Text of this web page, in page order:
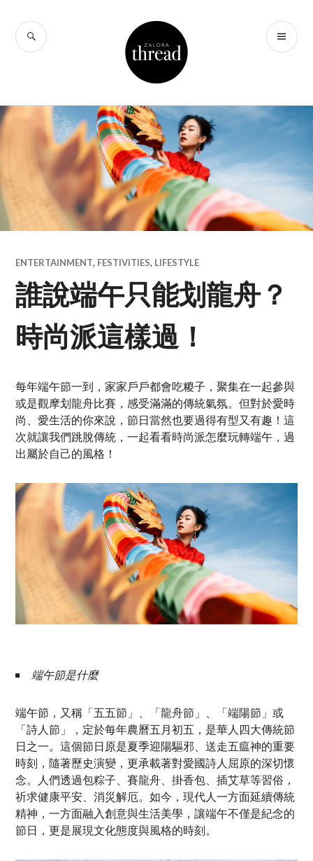
content
THREAD by
ZALORA Hong
Kong
SEARCH
ENTERTAINMENT, FESTIVITIES, LIFESTYLE
誰說端午只能划龍舟？
時尚派這樣過！
每年端午節一到，家家戶戶都會吃糉子，聚集在一起參與
或是觀摩划龍舟比賽，感受滿滿的傳統氣氛。但對於愛時
尚、愛生活的你來說，節日當然也要過得有型又有趣！這
次就讓我們跳脫傳統，一起看看時尚派怎麼玩轉端午，過
出屬於自己的風格！
端午節是什麼
端午節，又稱「五五節」、「龍舟節」、「端陽節」或
「詩人節」，定於每年農曆五月初五，是華人四大傳統節
日之一。這個節日原是夏季迎陽驅邪、送走五瘟神的重要
時刻，隨著歷史演變，更承載著對愛國詩人屈原的深切懷
念。人們透過包粽子、賽龍舟、掛香包、插艾草等習俗，
祈求健康平安、消災解厄。如今，現代人一方面延續傳統
精神，一方面融入創意與生活美學，讓端午不僅是紀念的
節日，更是展現文化態度與風格的時刻。